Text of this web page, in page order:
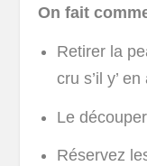
On fait
Retirer la
cru s’il y’ en
Le
Réservez